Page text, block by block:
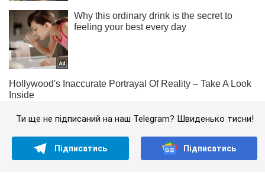
Ти ще не підписаний на наш Telegram? Швиденько тисни!
Підписатись Підписатись